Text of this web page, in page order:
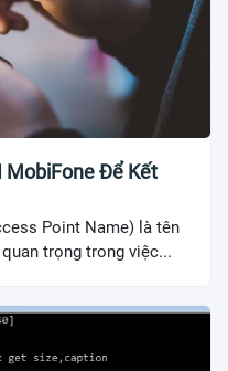
MobiFone Để Kết
Point Name) là tên
trọng trong việc...